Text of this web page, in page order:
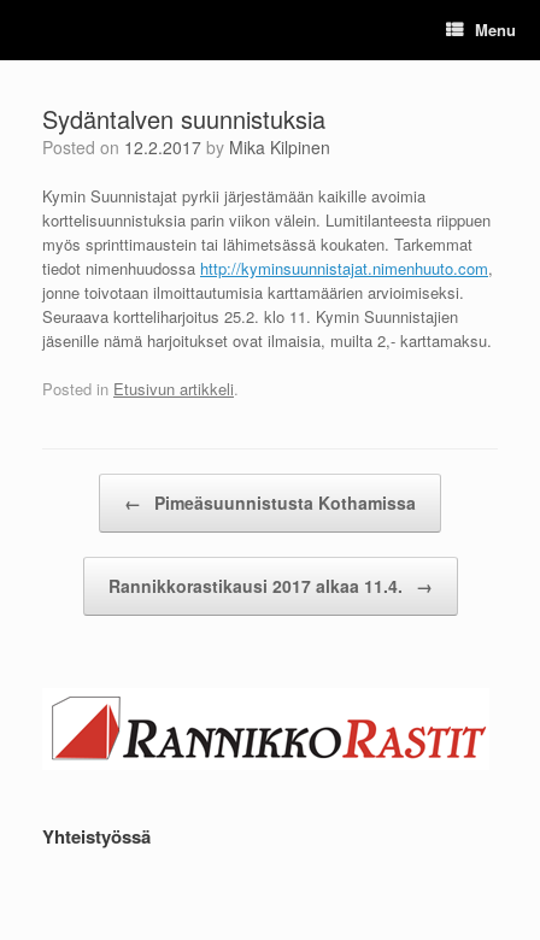
content
Menu
Sydäntalven suunnistuksia
Posted on 12.2.2017 by Mika Kilpinen
Kymin Suunnistajat pyrkii järjestämään kaikille avoimia
korttelisuunnistuksia parin viikon välein. Lumitilanteesta riippuen
myös sprinttimaustein tai lähimetsässä koukaten. Tarkemmat
tiedot nimenhuudossa http://kyminsuunnistajat.nimenhuuto.com,
jonne toivotaan ilmoittautumisia karttamäärien arvioimiseksi.
Seuraava kortteliharjoitus 25.2. klo 11. Kymin Suunnistajien
jäsenille nämä harjoitukset ovat ilmaisia, muilta 2,- karttamaksu.
Posted in Etusivun artikkeli.
← Pimeäsuunnistusta Kothamissa
Rannikkorastikausi 2017 alkaa 11.4. →
Yhteistyössä